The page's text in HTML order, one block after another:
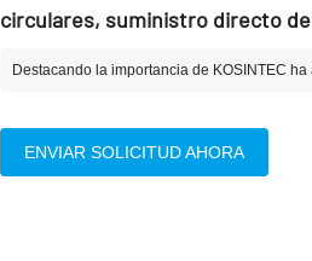
circulares, suministro directo
Destacando la importancia de KOSINTEC
ENVIAR SOLICITUD AHORA